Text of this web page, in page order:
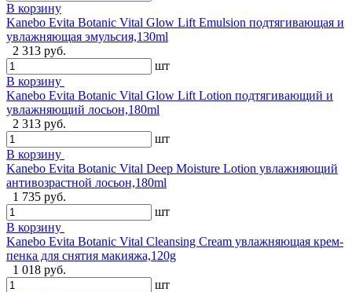
В корзину
Kanebo Evita Botanic Vital Glow Lift Emulsion подтягивающая и
увлажняющая эмульсия,130ml
2 313 руб.
шт
В корзину
Kanebo Evita Botanic Vital Glow Lift Lotion подтягивающий и
увлажняющий лосьон,180ml
2 313 руб.
шт
В корзину
Kanebo Evita Botanic Vital Deep Moisture Lotion увлажняющий
антивозрастной лосьон,180ml
1 735 руб.
шт
В корзину
Kanebo Evita Botanic Vital Cleansing Cream увлажняющая крем-
пенка для снятия макияжа,120g
1 018 руб.
шт